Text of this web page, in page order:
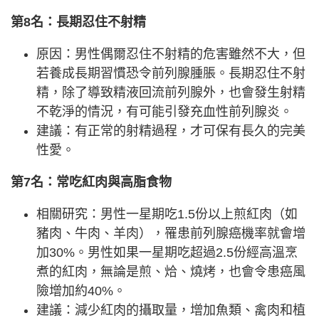
第8名：長期忍住不射精
原因：男性偶爾忍住不射精的危害雖然不大，但
若養成長期習慣恐令前列腺腫脹。長期忍住不射
精，除了導致精液回流前列腺外，也會發生射精
不乾淨的情況，有可能引發充血性前列腺炎。
建議：有正常的射精過程，才可保有長久的完美
性愛。
第7名：常吃紅肉與高脂食物
相關研究：男性一星期吃1.5份以上煎紅肉（如
豬肉、牛肉、羊肉），罹患前列腺癌機率就會增
加30%。男性如果一星期吃超過2.5份經高溫烹
煮的紅肉，無論是煎、烚、燒烤，也會令患癌風
險增加約40%。
建議：減少紅肉的攝取量，增加魚類、禽肉和植